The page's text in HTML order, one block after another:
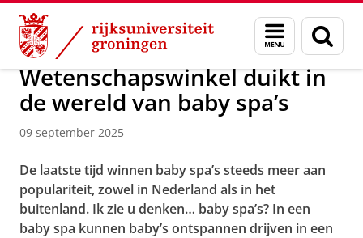
Skip
Content
Skip
Navigation
Menu
en
zoeken
Over ons Actueel Nieuws Nieuwsberichten
Wetenschapswinkel duikt in
de wereld van baby spa’s
09 september 2025
De laatste tijd winnen baby spa’s steeds meer aan
populariteit, zowel in Nederland als in het
buitenland. Ik zie u denken… baby spa’s? In een
baby spa kunnen baby’s ontspannen drijven in een